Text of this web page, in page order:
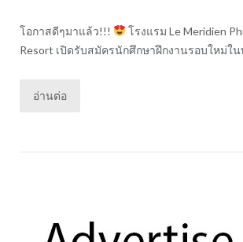
โอกาสดีๆมาแล้ว!!!
โรงแรม Le Meridien
Resort เปิดรับสมัครนักศึกษาฝึกงานรอบใหม่ใน
อ่านต่อ